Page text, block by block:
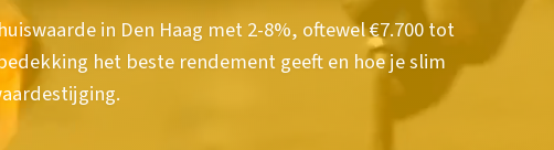
in Den Haag met 2-8%, oftewel €7.700 tot
het beste rendement geeft en hoe je slim